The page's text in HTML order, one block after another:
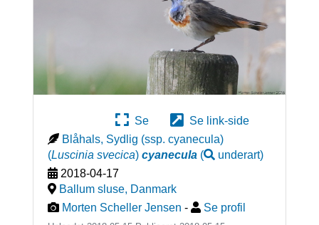
Se
Se link-side
Blåhals, Sydlig (ssp. cyanecula)
(Luscinia svecica) cyanecula( underart)
2018-04-17
Ballum sluse, Danmark
Morten Scheller Jensen - Se profil